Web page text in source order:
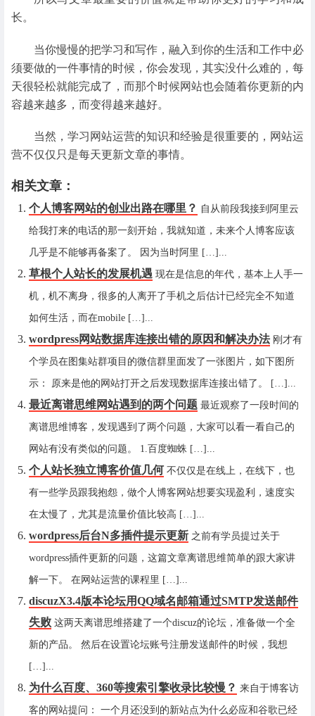
长。
当你慢慢的把学习和写作，融入到你的生活和工作中必
须要做的一件事情的时候，你会发现，其实没什么难的，每
天很轻松就能完成了，而那个时候网站也会随着你更新的内
容越来越多，而变得越来越好。
当然，学习网站运营的知识和经验是很重要的，网站运
营不仅仅只是每天更新文章的事情。
相关文章：
个人博客网站的创业出路在哪里？ 自从前段我接到阿里云
给我打来的电话的那一刻开始，我就知道，未来个人博客应该
几乎是不能够再备案了。 因为当时阿里 […]...
草根个人站长的发展机遇 现在是信息的年代，基本上人手一
机，机不离身，很多的人离开了手机之后估计已经完全不知道
如何生活，而在mobile […]...
wordpress网站数据库连接出错的原因和解决办法 刚才有
个学员在图集站群项目的微信群里面发了一张图片，如下图所
示： 原来是他的网站打开之后发现数据库连接出错了。 […]...
最近离谱思维网站遇到的两个问题 最近观察了一段时间的
离谱思维博客，发现遇到了两个问题，大家可以看一看自己的
网站有没有类似的问题。 1.百度蜘蛛 […]...
个人站长独立博客价值几何 不仅仅是在线上，在线下，也
有一些学员跟我抱怨，做个人博客网站想要实现盈利，速度实
在太慢了，尤其是流量价值比较高 […]...
wordpress后台N多插件提示更新 之前有学员提过关于
wordpress插件更新的问题，这篇文章离谱思维简单的跟大家讲
解一下。 在网站运营的课程里 […]...
discuzX3.4版本论坛用QQ域名邮箱通过SMTP发送邮件
失败 这两天离谱思维搭建了一个discuz的论坛，准备做一个全
新的产品。 然后在设置论坛账号注册发送邮件的时候，我想
[…]...
为什么百度、360等搜索引擎收录比较慢？ 来自于博客访
客的网站提问： 一个月还没到的新站点为什么必应和谷歌已经